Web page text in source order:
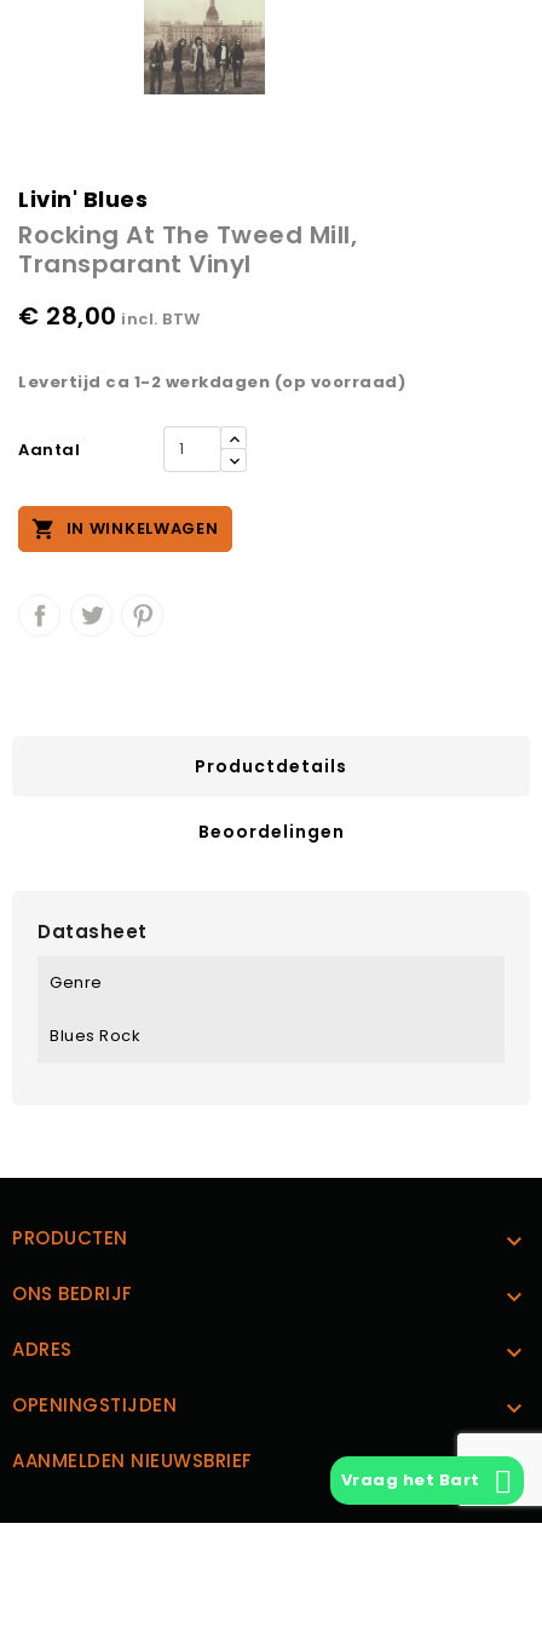
Livin' Blues
Rocking At The Tweed Mill,
Transparant Vinyl
€ 28,00 incl. BTW
Levertijd ca 1-2 werkdagen (op voorraad)
Aantal
 IN WINKELWAGEN
Productdetails
Beoordelingen
Datasheet
Genre
Blues Rock
PRODUCTEN 
ONS BEDRIJF 
ADRES 
OPENINGSTIJDEN 
AANMELDEN NIEUWSBRIEF 
Vraag het Bart